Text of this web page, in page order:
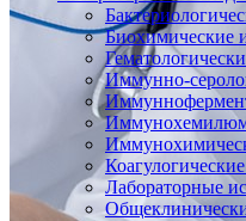
Биохимические
Иммунно-
Лабораторные